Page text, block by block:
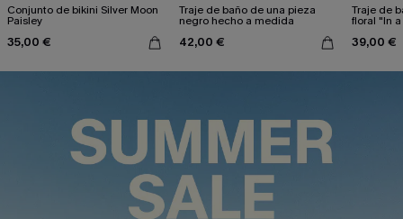
Conjunto de bikini Silver Moon
Paisley
35,00 €
Traje de baño de una pieza
negro hecho a medida
42,00 €
Traje de
floral "In
39,00 €